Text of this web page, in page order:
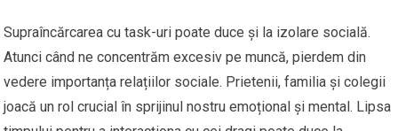
Supraîncărcarea cu task-uri poate duce și la izolare socială.
Atunci când ne concentrăm excesiv pe muncă, pierdem din
vedere importanța relațiilor sociale. Prietenii, familia și colegii
joacă un rol crucial în sprijinul nostru emoțional și mental. Lipsa